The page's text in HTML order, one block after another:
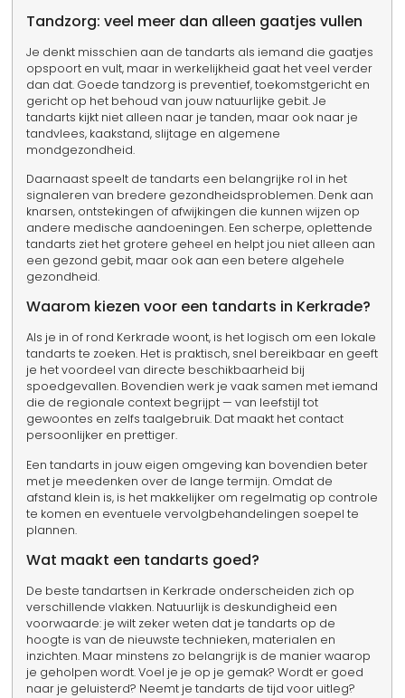
Tandzorg: veel meer dan alleen gaatjes vullen
Je denkt misschien aan de tandarts als iemand die gaatjes
opspoort en vult, maar in werkelijkheid gaat het veel verder
dan dat. Goede tandzorg is preventief, toekomstgericht en
gericht op het behoud van jouw natuurlijke gebit. Je
tandarts kijkt niet alleen naar je tanden, maar ook naar je
tandvlees, kaakstand, slijtage en algemene
mondgezondheid.
Daarnaast speelt de tandarts een belangrijke rol in het
signaleren van bredere gezondheidsproblemen. Denk aan
knarsen, ontstekingen of afwijkingen die kunnen wijzen op
andere medische aandoeningen. Een scherpe, oplettende
tandarts ziet het grotere geheel en helpt jou niet alleen aan
een gezond gebit, maar ook aan een betere algehele
gezondheid.
Waarom kiezen voor een tandarts in Kerkrade?
Als je in of rond Kerkrade woont, is het logisch om een lokale
tandarts te zoeken. Het is praktisch, snel bereikbaar en geeft
je het voordeel van directe beschikbaarheid bij
spoedgevallen. Bovendien werk je vaak samen met iemand
die de regionale context begrijpt — van leefstijl tot
gewoontes en zelfs taalgebruik. Dat maakt het contact
persoonlijker en prettiger.
Een tandarts in jouw eigen omgeving kan bovendien beter
met je meedenken over de lange termijn. Omdat de
afstand klein is, is het makkelijker om regelmatig op controle
te komen en eventuele vervolgbehandelingen soepel te
plannen.
Wat maakt een tandarts goed?
De beste tandartsen in Kerkrade onderscheiden zich op
verschillende vlakken. Natuurlijk is deskundigheid een
voorwaarde: je wilt zeker weten dat je tandarts op de
hoogte is van de nieuwste technieken, materialen en
inzichten. Maar minstens zo belangrijk is de manier waarop
je geholpen wordt. Voel je je op je gemak? Wordt er goed
naar je geluisterd? Neemt je tandarts de tijd voor uitleg?